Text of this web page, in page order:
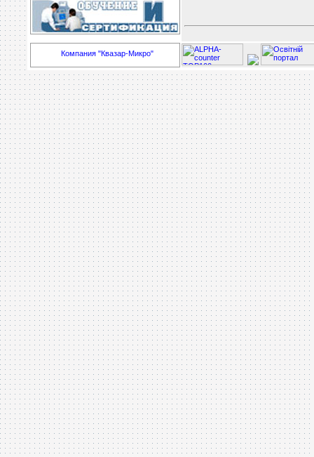
Компания "Квазар-Микро"